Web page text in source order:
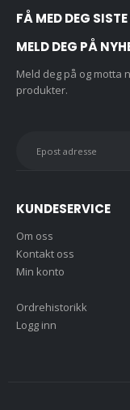
FÅ MED DEG
MELD DEG PÅ
Meld deg på og motta
produkter.
KUNDESERVICE
Om oss
Kontakt oss
Min konto
Ordrehistorikk
Logg inn